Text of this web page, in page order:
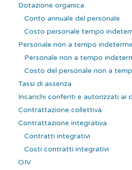
Dotazione organica
Conto annuale del personale
Costo personale tempo
Personale non a tempo
Personale non a tempo
Costo del personale non a
Tassi di assenza
Incarichi conferiti e autorizzati ai
Contrattazione collettiva
Contrattazione integrativa
Contratti integrativi
Costi contratti integrativi
OIV